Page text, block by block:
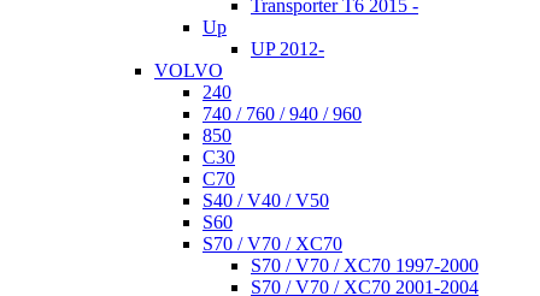
Transporter T6 2015 -
Up
UP 2012-
VOLVO
240
740 / 760 / 940 / 960
850
C30
C70
S40 / V40 / V50
S60
S70 / V70 / XC70
S70 / V70 / XC70 1997-2000
S70 / V70 / XC70 2001-2004